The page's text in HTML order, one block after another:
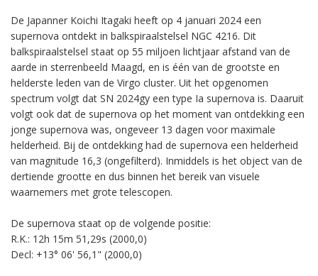
De Japanner Koichi Itagaki heeft op 4 januari 2024 een
supernova ontdekt in balkspiraalstelsel NGC 4216. Dit
balkspiraalstelsel staat op 55 miljoen lichtjaar afstand van de
aarde in sterrenbeeld Maagd, en is één van de grootste en
helderste leden van de Virgo cluster. Uit het opgenomen
spectrum volgt dat SN 2024gy een type Ia supernova is. Daaruit
volgt ook dat de supernova op het moment van ontdekking een
jonge supernova was, ongeveer 13 dagen voor maximale
helderheid. Bij de ontdekking had de supernova een helderheid
van magnitude 16,3 (ongefilterd). Inmiddels is het object van de
dertiende grootte en dus binnen het bereik van visuele
waarnemers met grote telescopen.
De supernova staat op de volgende positie:
R.K.: 12h 15m 51,29s (2000,0)
Decl: +13° 06' 56,1" (2000,0)